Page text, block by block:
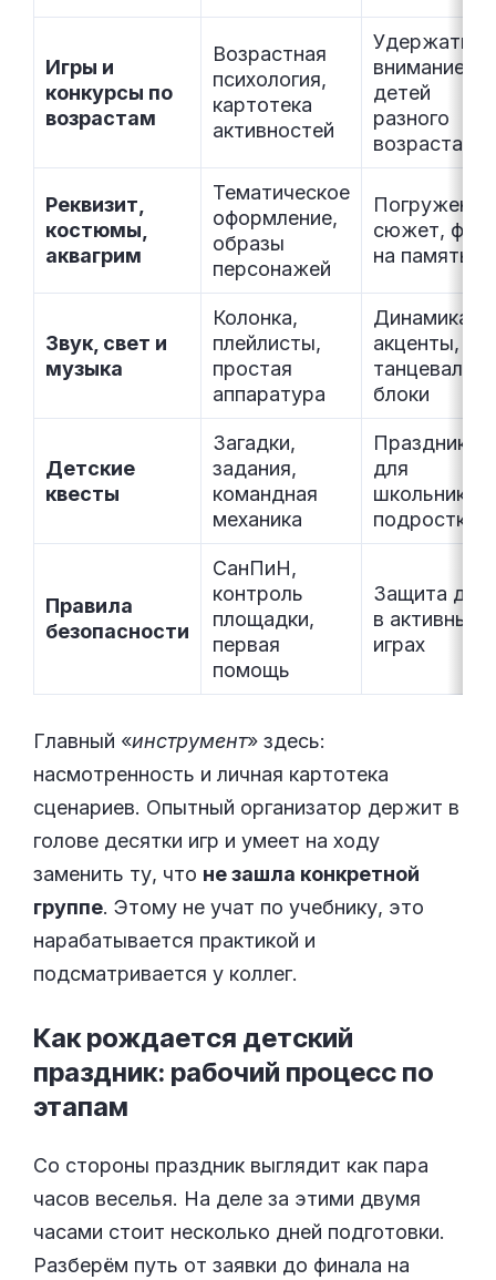
Игры и
конкурсы по
возрастам
Возрастная
психология,
картотека
активностей
Удержать
внимание
детей
разного
возраста
Реквизит,
костюмы,
аквагрим
Тематическое
оформление,
образы
персонажей
Погружение
сюжет,
на память
Звук, свет и
музыка
Колонка,
плейлисты,
простая
аппаратура
Динамика,
акценты,
блоки
Детские
квесты
Загадки,
задания,
командная
механика
Праздники
для
школьников
подростков
Правила
безопасности
СанПиН,
контроль
площадки,
первая
помощь
Защита
в активных
играх
Главный «инструмент» здесь:
насмотренность и личная картотека
сценариев. Опытный организатор держит в
голове десятки игр и умеет на ходу
заменить ту, что не зашла конкретной
группе. Этому не учат по учебнику, это
нарабатывается практикой и
подсматривается у коллег.
Как рождается детский
праздник: рабочий процесс по
этапам
Со стороны праздник выглядит как пара
часов веселья. На деле за этими двумя
часами стоит несколько дней подготовки.
Разберём путь от заявки до финала на